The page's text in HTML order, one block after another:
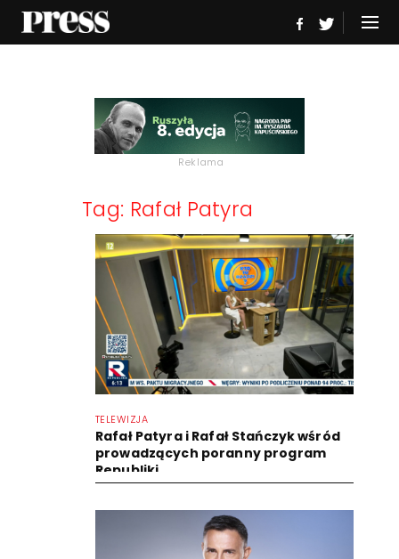
Reklama
Tag: Rafał Patyra
TELEWIZJA
Rafał Patyra i Rafał Stańczyk wśród
prowadzących poranny program
Republiki